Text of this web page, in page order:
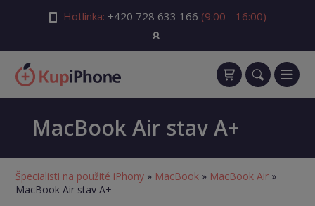
Hotlinka: +420 728 633 166 (9:00 - 16:00)
MacBook Air stav A+
Špecialisti na použité iPhony » MacBook » MacBook Air »
MacBook Air stav A+